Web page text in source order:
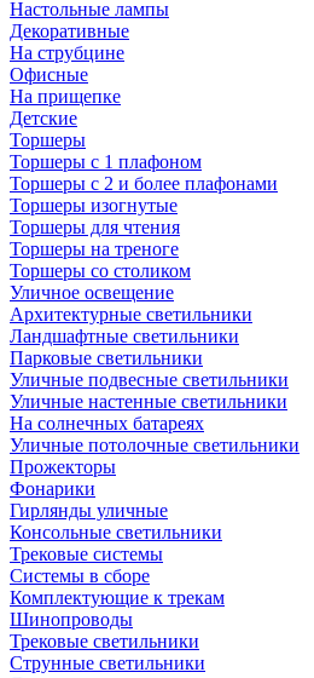
Настольные лампы
Декоративные
На струбцине
Офисные
На прищепке
Детские
Торшеры
Торшеры с 1 плафоном
Торшеры с 2 и более плафонами
Торшеры изогнутые
Торшеры для чтения
Торшеры на треноге
Торшеры со столиком
Уличное освещение
Архитектурные светильники
Ландшафтные светильники
Парковые светильники
Уличные подвесные светильники
Уличные настенные светильники
На солнечных батареях
Уличные потолочные светильники
Прожекторы
Фонарики
Гирлянды уличные
Консольные светильники
Трековые системы
Системы в сборе
Комплектующие к трекам
Шинопроводы
Трековые светильники
Струнные светильники